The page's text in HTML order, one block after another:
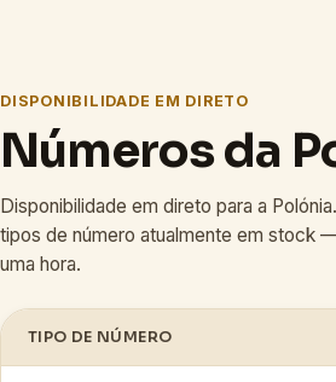
DISPONIBILIDADE EM DIRETO
Números da
Disponibilidade em direto para a
tipos de número atualmente em stock
uma hora.
TIPO DE NÚMERO